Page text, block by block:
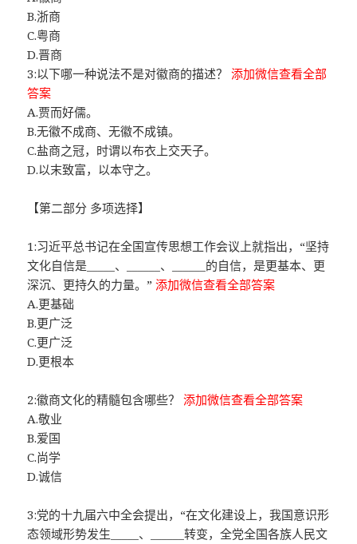
B.浙商
C.粤商
D.晋商
3:以下哪一种说法不是对徽商的描述？添加微信查看全部
答案
A.贾而好儒。
B.无徽不成商、无徽不成镇。
C.盐商之冠，时谓以布衣上交天子。
D.以末致富，以本守之。
【第二部分 多项选择】
1:习近平总书记在全国宣传思想工作会议上就指出，“坚持
文化自信是_____、______、______的自信，是更基本、更
深沉、更持久的力量。”添加微信查看全部答案
A.更基础
B.更广泛
C.更广泛
D.更根本
2:徽商文化的精髓包含哪些？添加微信查看全部答案
A.敬业
B.爱国
C.尚学
D.诚信
3:党的十九届六中全会提出，“在文化建设上，我国意识形
态领域形势发生_____、______转变，全党全国各族人民文